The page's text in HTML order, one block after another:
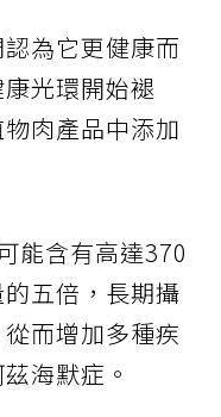
為它更健康而
光環開始褪
肉產品中添加
能含有高達370
五倍，長期攝
而增加多種疾
海默症。